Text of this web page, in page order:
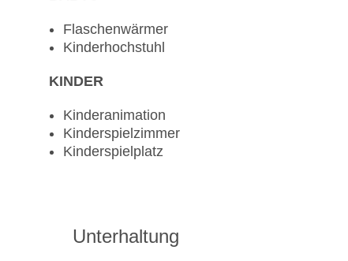
Flaschenwärmer
Kinderhochstuhl
KINDER
Kinderanimation
Kinderspielzimmer
Kinderspielplatz
Unterhaltung